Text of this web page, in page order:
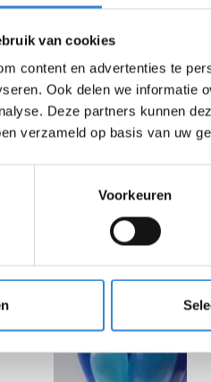
van cookies
content en advertenties te
Ook delen we informatie
Deze partners kunnen
verzameld op basis van uw
Voorkeuren